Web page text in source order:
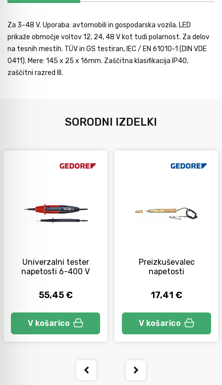
Za 3-48 V. Uporaba: avtomobili in gospodarska vozila. LED
prikaže območje voltov 12, 24, 48 V kot tudi polarnost. Za delov
na tesnih mestih. TÜV in GS testiran, IEC / EN 61010-1 (DIN VDE
0411). Mere: 145 x 25 x 16mm. Zaščitna klasifikacija IP40,
zaščitni razred III.
SORODNI IZDELKI
Univerzalni tester
napetosti 6-400 V
55,45 €
V košarico
Preizkuševalec
napetosti
17,41 €
V košarico
Krivilci cevi
Razno
Orodje za kolesa